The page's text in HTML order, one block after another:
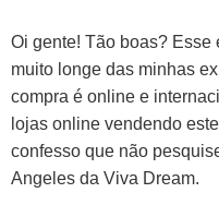
Oi gente! Tão boas? Esse
muito longe das minhas
compra é online e
lojas online vendendo
confesso que não
Angeles da Viva Dream.